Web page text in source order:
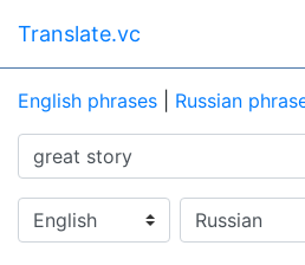
Translate.vc
English phrases Russian